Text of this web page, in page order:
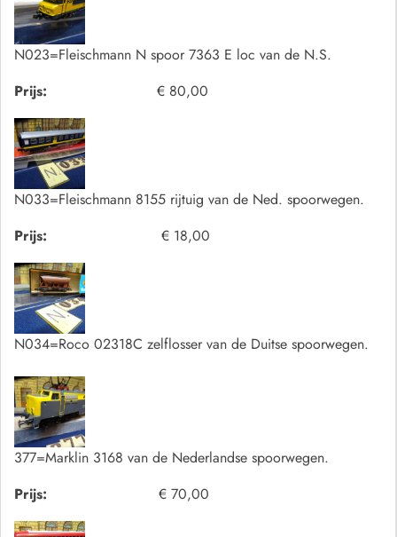
N023=Fleischmann N spoor 7363 E loc van de N.S.
Prijs:
€ 80,00
N033=Fleischmann 8155 rijtuig van de Ned. spoorwegen.
Prijs:
€ 18,00
N034=Roco 02318C zelflosser van de Duitse spoorwegen.
377=Marklin 3168 van de Nederlandse spoorwegen.
Prijs:
€ 70,00